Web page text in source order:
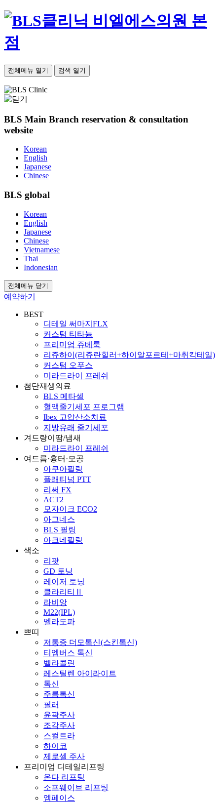
비엘에스의원 본
점
전체메뉴 열기 검색 열기
BLS Main Branch reservation & consultation
website
Korean
English
Japanese
Chinese
BLS global
Korean
English
Japanese
Chinese
Vietnamese
Thai
Indonesian
전체메뉴 닫기
예약하기
BEST
디테일 써마지FLX
커스텀 티타늄
프리미엄 쥬베룩
리쥬하이(리쥬란힐러+하이알포르테+마취칵테일)
커스텀 오푸스
미라드라이 프레쉬
첨단재생의료
BLS 메타셀
혈액줄기세포 프로그램
Ibex 고압산소치료
지방유래 줄기세포
겨드랑이땀/냄새
미라드라이 프레쉬
여드름·흉터·모공
아쿠아필링
플래티넘 PTT
리써 FX
ACT2
모자이크 ECO2
아그네스
BLS 필링
아크네필링
색소
리팟
GD 토닝
레이저 토닝
클라리티Ⅱ
라비앙
M22(IPL)
멜라도파
쁘띠
저통증 더모톡신(스킨톡신)
티엠버스 톡신
벨라콜린
레스틸렌 아이라이트
톡신
주름톡신
필러
윤곽주사
조각주사
스컬트라
하이코
제로셀 주사
프리미엄 디테일리프팅
온다 리프팅
소프웨이브 리프팅
엠페이스